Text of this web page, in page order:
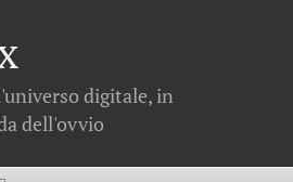
digitale, in
dell'ovvio